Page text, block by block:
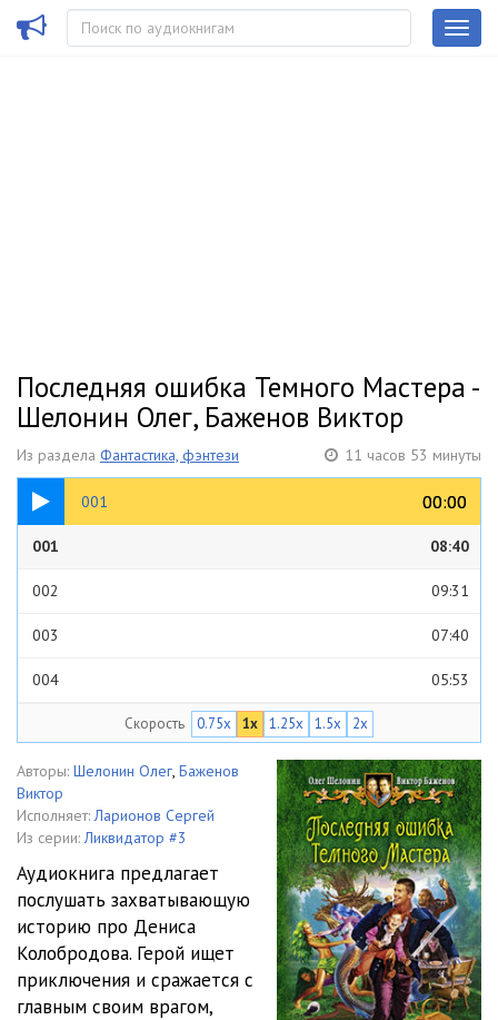
Последняя ошибка Темного Мастера -
Шелонин Олег, Баженов Виктор
Из раздела Фантастика, фэнтези 11 часов 53 минуты
001 00:00
00:00
08:40
001 08:40
002 09:31
003 07:40
004 05:53
006 10:07
007 10:25
10:49
009 08:04
010 09:35
011 11:38
Скорость 0.75x 1x 1.25x 1.5x 2x
Авторы: Шелонин Олег, Баженов
Виктор
Исполняет: Ларионов Сергей
Из серии: Ликвидатор #3
Аудиокнига предлагает
послушать захватывающую
историю про Дениса
Колобродова. Герой ищет
приключения и сражается с
главным своим врагом,